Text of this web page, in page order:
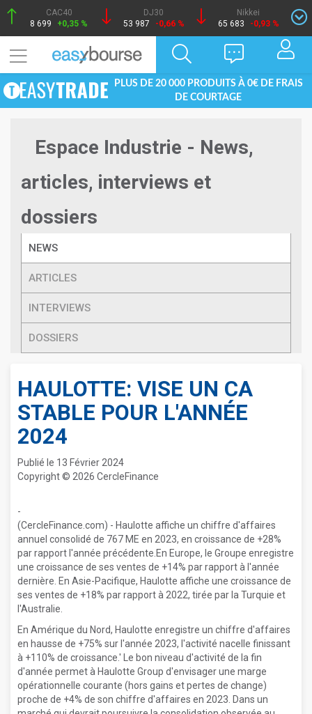
CAC40
8 699
+0,35 %
DJ30
53 987
-0,66 %
Nikkei
65 683
-0,93 %
PLUS DE 20 000 PRODUITS À 0€ DE FRAIS
DE COURTAGE
Espace Industrie - News,
articles, interviews et
dossiers
NEWS
ARTICLES
INTERVIEWS
DOSSIERS
HAULOTTE: VISE UN CA
STABLE POUR L'ANNÉE
2024
Publié le 13 Février 2024
Copyright © 2026 CercleFinance
-
(CercleFinance.com) - Haulotte affiche un chiffre d'affaires
annuel consolidé de 767 ME en 2023, en croissance de +28%
par rapport l'année précédente.En Europe, le Groupe enregistre
une croissance de ses ventes de +14% par rapport à l'année
dernière. En Asie-Pacifique, Haulotte affiche une croissance de
ses ventes de +18% par rapport à 2022, tirée par la Turquie et
l'Australie.
En Amérique du Nord, Haulotte enregistre un chiffre d'affaires
en hausse de +75% sur l'année 2023, l'activité nacelle finissant
à +110% de croissance.' Le bon niveau d'activité de la fin
d'année permet à Haulotte Group d'envisager une marge
opérationnelle courante (hors gains et pertes de change)
proche de +4% de son chiffre d'affaires en 2023. Dans un